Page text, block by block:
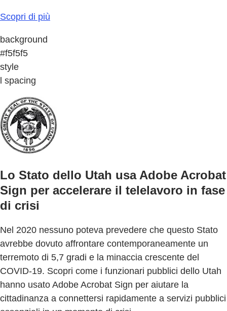
Scopri di più
background
#f5f5f5
style
l spacing
Lo Stato dello Utah usa Adobe Acrobat
Sign per accelerare il telelavoro in fase
di crisi
Nel 2020 nessuno poteva prevedere che questo Stato
avrebbe dovuto affrontare contemporaneamente un
terremoto di 5,7 gradi e la minaccia crescente del
COVID-19. Scopri come i funzionari pubblici dello Utah
hanno usato Adobe Acrobat Sign per aiutare la
cittadinanza a connettersi rapidamente a servizi pubblici